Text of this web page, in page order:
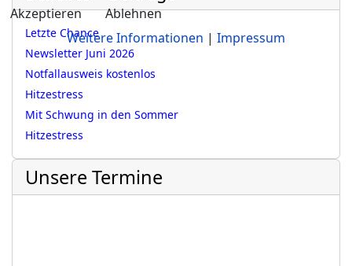
Letzte Chance
Newsletter Juni 2026
Notfallausweis kostenlos
Hitzestress
Mit Schwung in den Sommer
Hitzestress
Unsere Termine
Akzeptieren
Ablehnen
Weitere Informationen | Impressum